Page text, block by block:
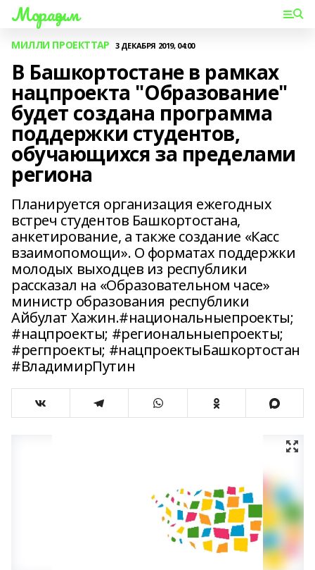
Мораҙым
МИЛЛИ ПРОЕКТТАР 3 ДЕКАБРЯ 2019, 04:00
В Башкортостане в рамках
нацпроекта "Образование"
будет создана программа
поддержки студентов,
обучающихся за пределами
региона
Планируется организация ежегодных
встреч студентов Башкортостана,
анкетирование, а также создание «Касс
взаимопомощи». О форматах поддержки
молодых выходцев из республики
рассказал на «Образовательном часе»
министр образования республики
Айбулат Хажин.#национальныепроекты;
#нацпроекты; #региональныепроекты;
#регпроекты; #нацпроектыБашкортостан
#ВладимирПутин